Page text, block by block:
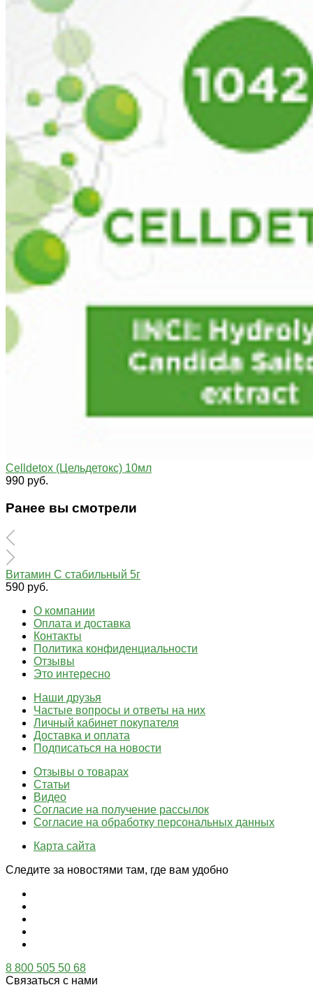
Celldetox (Цельдетокс) 10мл
990 руб.
Ранее вы смотрели
Витамин С стабильный 5г
590 руб.
О компании
Оплата и доставка
Контакты
Политика конфиденциальности
Отзывы
Это интересно
Наши друзья
Частые вопросы и ответы на них
Личный кабинет покупателя
Доставка и оплата
Подписаться на новости
Отзывы о товарах
Статьи
Видео
Согласие на получение рассылок
Согласие на обработку персональных данных
Карта сайта
Следите за новостями там, где вам удобно
8 800 505 50 68
Связаться с нами